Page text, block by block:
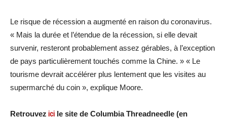
Le risque de récession a augmenté en raison du coronavirus.
« Mais la durée et l’étendue de la récession, si elle devait
survenir, resteront probablement assez gérables, à l’exception
de pays particulièrement touchés comme la Chine. » « Le
tourisme devrait accélérer plus lentement que les visites au
supermarché du coin », explique Moore.
Retrouvez ici le site de Columbia Threadneedle (en